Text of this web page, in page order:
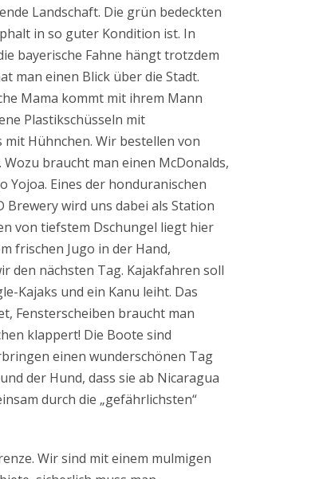
Landschaft. Die grün bedeckten
in so guter Kondition ist. In
bayerische Fahne hängt trotzdem
man einen Blick über die Stadt.
Mama kommt mit ihrem Mann
Plastikschüsseln mit
Hühnchen. Wir bestellen von
braucht man einen McDonalds,
Eines der honduranischen
wird uns dabei als Station
von tiefstem Dschungel liegt hier
frischen Jugo in der Hand,
den nächsten Tag. Kajakfahren soll
Kajaks und ein Kanu leiht. Das
Fensterscheiben braucht man
klappert! Die Boote sind
einen wunderschönen Tag
der Hund, dass sie ab Nicaragua
durch die „gefährlichsten“
Wir sind mit einem mulmigen